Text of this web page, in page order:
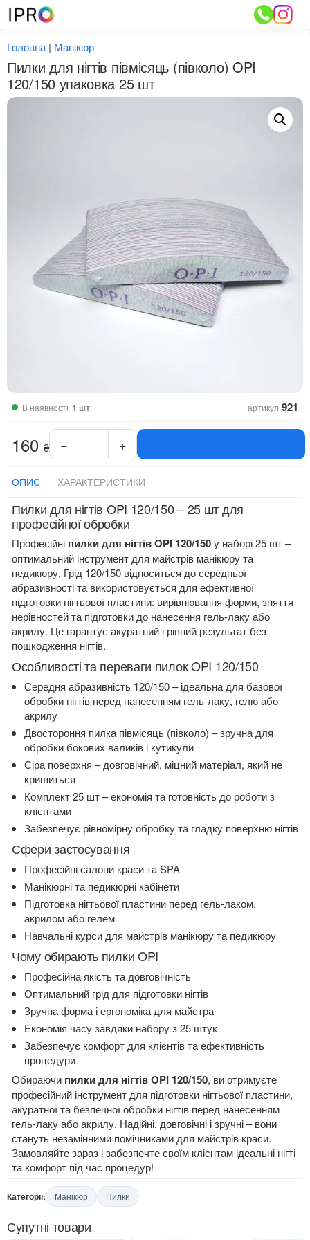
Перейти
до
Головна | Манікюр
Пилки для нігтів півмісяць (півколо) OPI
120/150 упаковка 25 шт
В наявності 1 шт артикул 921
160 ₴ −
Пилки
нігтів
(півколо)
OPI
упаковка
25
шт
кількість
+
ОПИС ХАРАКТЕРИСТИКИ
Пилки для нігтів OPI 120/150 – 25 шт для
професійної обробки
Професійні пилки для нігтів OPI 120/150у наборі 25 шт –
оптимальний інструмент для майстрів манікюру та
педикюру. Грід 120/150 відноситься до середньої
абразивності та використовується для ефективної
підготовки нігтьової пластини: вирівнювання форми, зняття
нерівностей та підготовки до нанесення гель-лаку або
акрилу. Це гарантує акуратний і рівний результат без
пошкодження нігтів.
Особливості та переваги пилок OPI 120/150
Середня абразивність 120/150 – ідеальна для базової
обробки нігтів перед нанесенням гель-лаку, гелю або
акрилу
Двостороння пилка півмісяць (півколо) – зручна для
обробки бокових валиків і кутикули
Сіра поверхня – довговічний, міцний матеріал, який не
кришиться
Комплект 25 шт – економія та готовність до роботи з
клієнтами
Забезпечує рівномірну обробку та гладку поверхню нігтів
Сфери застосування
Професійні салони краси та SPA
Манікюрні та педикюрні кабінети
Підготовка нігтьової пластини перед гель-лаком,
акрилом або гелем
Навчальні курси для майстрів манікюру та педикюру
Чому обирають пилки OPI
Професійна якість та довговічність
Оптимальний грід для підготовки нігтів
Зручна форма і ергономіка для майстра
Економія часу завдяки набору з 25 штук
Забезпечує комфорт для клієнтів та ефективність
процедури
Обираючи пилки для нігтів OPI 120/150, ви отримуєте
професійний інструмент для підготовки нігтьової пластини,
акуратної та безпечної обробки нігтів перед нанесенням
гель-лаку або акрилу. Надійні, довговічні і зручні – вони
стануть незамінними помічниками для майстрів краси.
Замовляйте зараз і забезпечте своїм клієнтам ідеальні нігті
та комфорт під час процедур!
Категорії: Манікюр Пилки
Супутні товари